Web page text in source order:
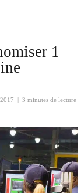
1
3 minutes de lecture